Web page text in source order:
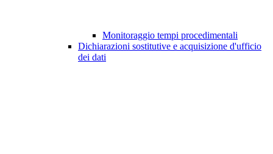
Monitoraggio tempi procedimentali
Dichiarazioni sostitutive e acquisizione d'ufficio
dei dati